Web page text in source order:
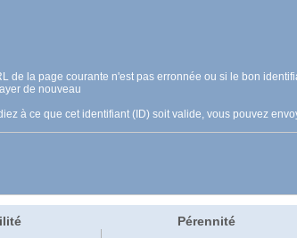
de la page courante n'est pas erronnée ou si le bon
de nouveau
à ce que cet identifiant (ID) soit valide, vous pouvez
Pérennité